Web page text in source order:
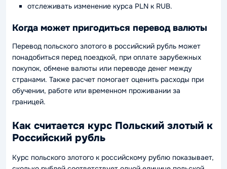
отслеживать изменение курса PLN к RUB.
Когда может пригодиться перевод валюты
Перевод польского злотого в российский рубль может
понадобиться перед поездкой, при оплате зарубежных
покупок, обмене валюты или переводе денег между
странами. Также расчет помогает оценить расходы при
обучении, работе или временном проживании за
границей.
Как считается курс Польский злотый к
Российский рубль
Курс польского злотого к российскому рублю показывает,